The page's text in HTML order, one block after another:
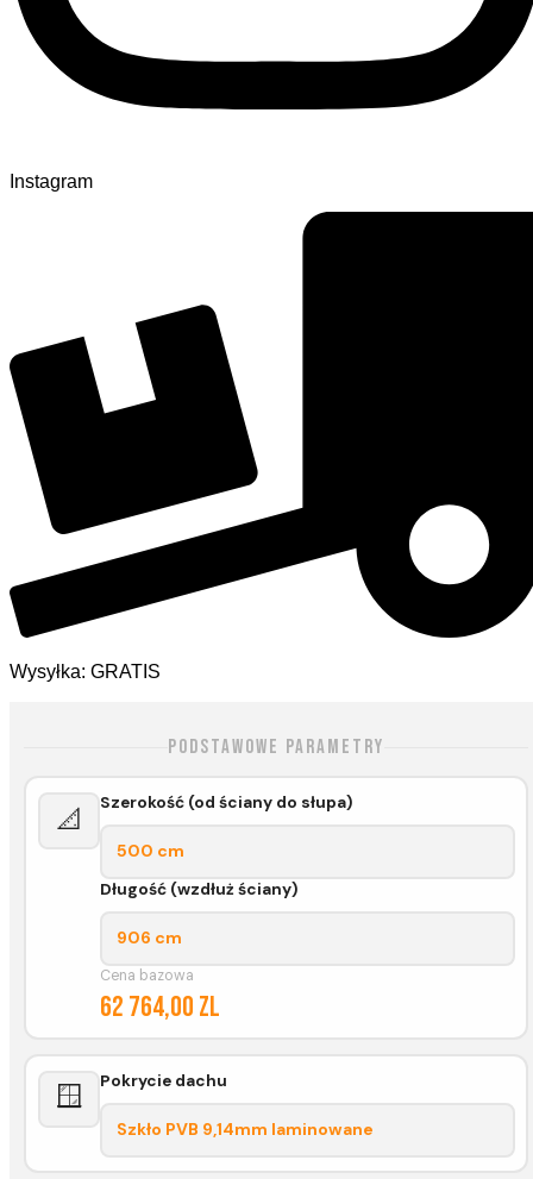
Instagram
Wysyłka: GRATIS
Podstawowe parametry
📐
Szerokość (od ściany do słupa)
500 cm
Długość (wzdłuż ściany)
906 cm
Cena bazowa
62 764,00 zl
🪟 Pokrycie dachu
Szkło PVB 9,14mm laminowane